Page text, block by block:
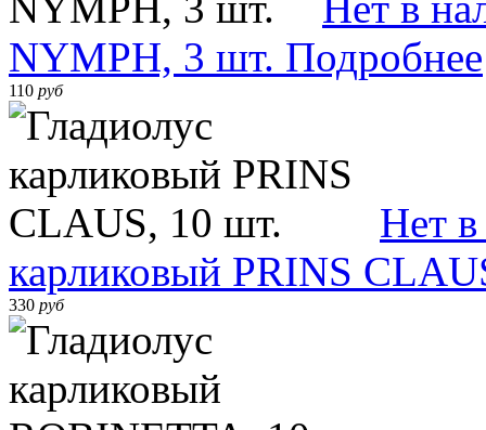
NYMPH, 3 шт. Подробнее
110 руб
Нет
карликовый PRINS
330 руб